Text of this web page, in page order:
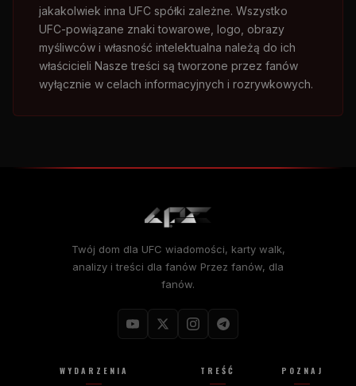
jakakolwiek inna UFC spółki zależne. Wszystko
UFC-powiązane znaki towarowe, logo, obrazy
myśliwców i własność intelektualna należą do ich
właścicieli Nasze treści są tworzone przez fanów
wyłącznie w celach informacyjnych i rozrywkowych.
Twój dom dla UFC wiadomości, karty walk,
analizy i treści dla fanów Przez fanów, dla
fanów.
WYDARZENIA TREŚĆ POZNAJ